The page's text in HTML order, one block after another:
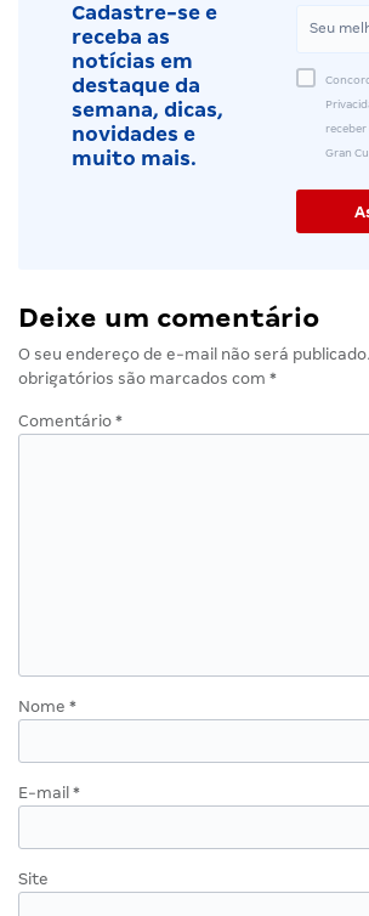
Cadastre-se e
receba as
notícias em
destaque da
semana, dicas,
novidades e
muito mais.
Gran
Deixe um comentário
O seu endereço de e-mail não será publicado.
obrigatórios são marcados com *
Comentário *
Nome *
E-mail *
Site